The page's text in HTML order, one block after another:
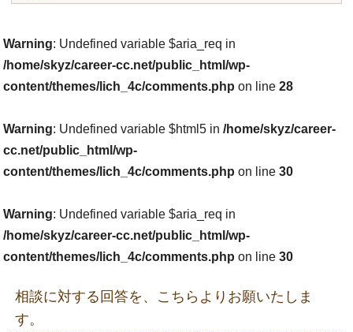
Warning: Undefined variable $aria_req in
/home/skyz/career-cc.net/public_html/wp-
content/themes/lich_4c/comments.php on line28
Warning: Undefined variable $html5 in/home/skyz/career-
cc.net/public_html/wp-
content/themes/lich_4c/comments.php on line30
Warning: Undefined variable $aria_req in
/home/skyz/career-cc.net/public_html/wp-
content/themes/lich_4c/comments.php on line30
相談に対する回答を、こちらよりお願いたしま
す。